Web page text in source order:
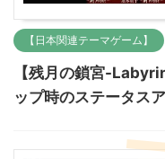
【日本関連テーマゲーム】
【残月の鎖宮-
ップ時のステータス